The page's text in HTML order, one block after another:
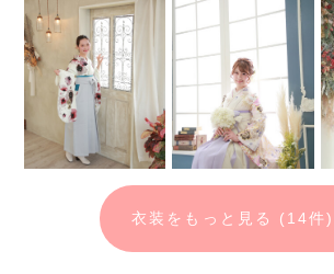
衣装をもっと見る (14件)